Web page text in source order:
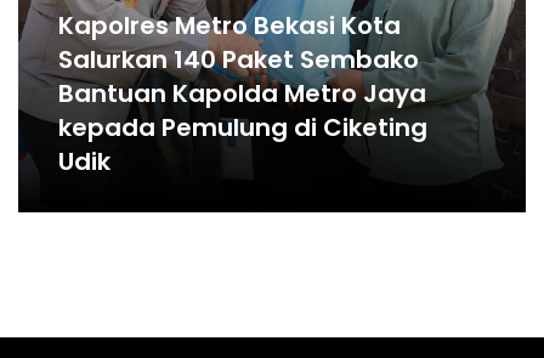
Kapolres Metro Bekasi Kota
Salurkan 140 Paket Sembako
Bantuan Kapolda Metro Jaya
kepada Pemulung di Ciketing
Udik